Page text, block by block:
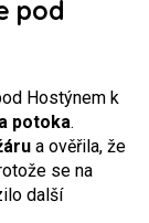
pod
Hostýnem k
potoka.
a ověřila, že
se na
další